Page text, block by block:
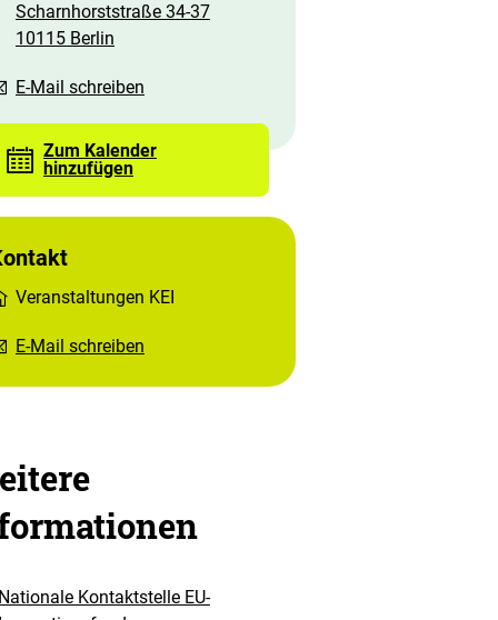
Scharnhorststraße 34-37
10115 Berlin
E-Mail schreiben
Zum Kalender
hinzufügen
Veranstaltungen KEI
E-Mail schreiben
Nationale Kontaktstelle EU-